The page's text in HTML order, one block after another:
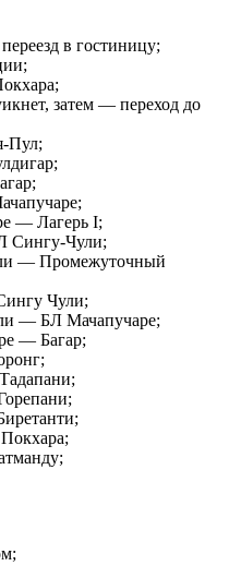
в гостиницу;
затем — переход до
Пул;
— Лагерь I;
Сингу-Чули;
— Промежуточный
Чули;
— БЛ Мачапучаре;
— Багар;